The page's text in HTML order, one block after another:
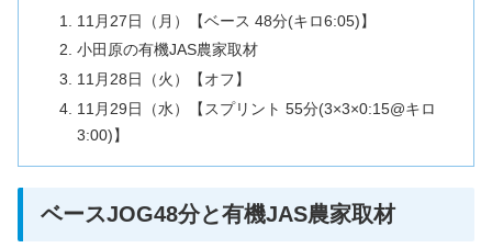
11月27日（月）【ベース 48分(キロ6:05)】
小田原の有機JAS農家取材
11月28日（火）【オフ】
11月29日（水）【スプリント 55分(3×3×0:15@キロ
3:00)】
ベースJOG48分と有機JAS農家取材